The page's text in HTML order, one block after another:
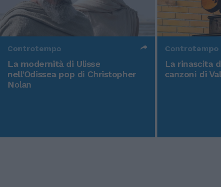
Controtempo
La modernità di Ulisse
nell'Odissea pop di Christopher
Nolan
Controtempo
La rinascita
canzoni di